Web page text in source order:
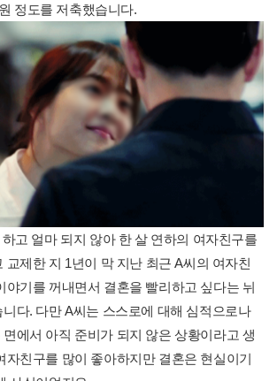
정도를 저축했습니다.
고 얼마 되지 않아 한 살 연하의 여자친구를
교제한 지 1년이 막 지난 최근 A씨의 여자친
야기를 꺼내면서 결혼을 빨리하고 싶다는 뉘
다. 다만 A씨는 스스로에 대해 심적으로나
에서 아직 준비가 되지 않은 상황이라고 생
자친구를 많이 좋아하지만 결혼은 현실이기